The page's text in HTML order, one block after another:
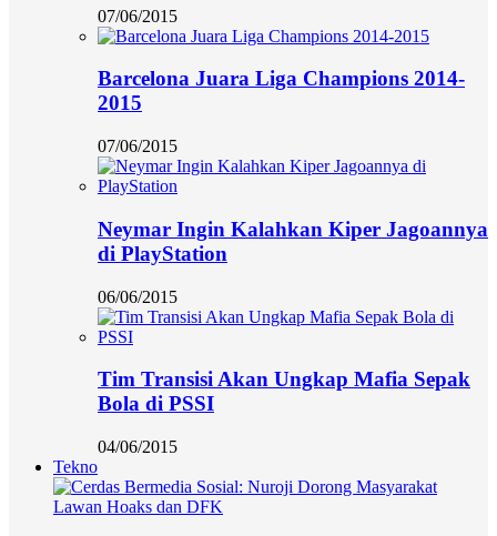
07/06/2015
Barcelona Juara Liga Champions 2014-
2015
07/06/2015
Neymar Ingin Kalahkan Kiper Jagoannya
di PlayStation
06/06/2015
Tim Transisi Akan Ungkap Mafia Sepak
Bola di PSSI
04/06/2015
Tekno